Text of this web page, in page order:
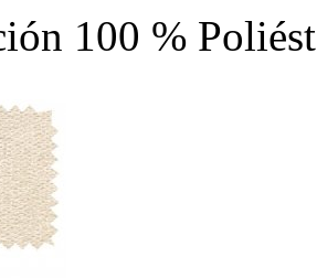
100 %